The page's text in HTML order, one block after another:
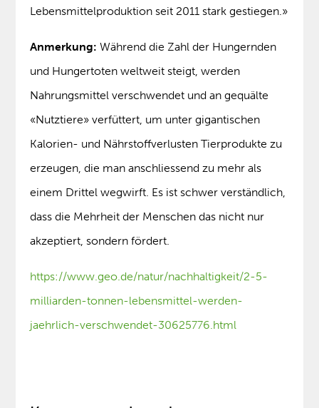
Lebensmittelproduktion seit 2011 stark gestiegen.»
Anmerkung: Während die Zahl der Hungernden
und Hungertoten weltweit steigt, werden
Nahrungsmittel verschwendet und an gequälte
«Nutztiere» verfüttert, um unter gigantischen
Kalorien- und Nährstoffverlusten Tierprodukte zu
erzeugen, die man anschliessend zu mehr als
einem Drittel wegwirft. Es ist schwer verständlich,
dass die Mehrheit der Menschen das nicht nur
akzeptiert, sondern fördert.
https://www.geo.de/natur/nachhaltigkeit/2-5-
milliarden-tonnen-lebensmittel-werden-
jaehrlich-verschwendet-30625776.html